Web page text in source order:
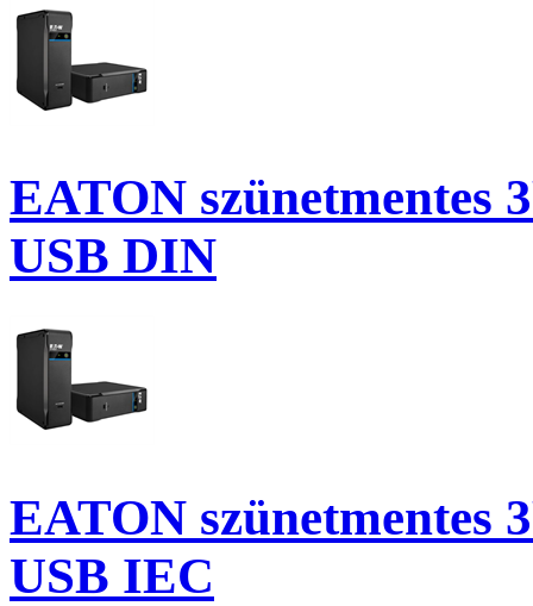
EATON szünetmentes
USB DIN
EATON szünetmentes
USB IEC